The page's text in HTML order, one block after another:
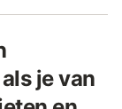
je van